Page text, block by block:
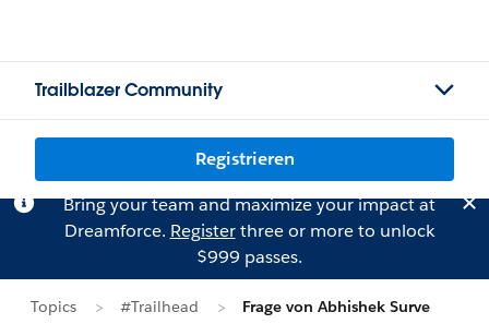
Trailblazer Community
Registrieren
Bring your team and maximize your impact at
Dreamforce. Registerthree or more to unlock
$999 passes.
Topics #Trailhead Frage von Abhishek Surve